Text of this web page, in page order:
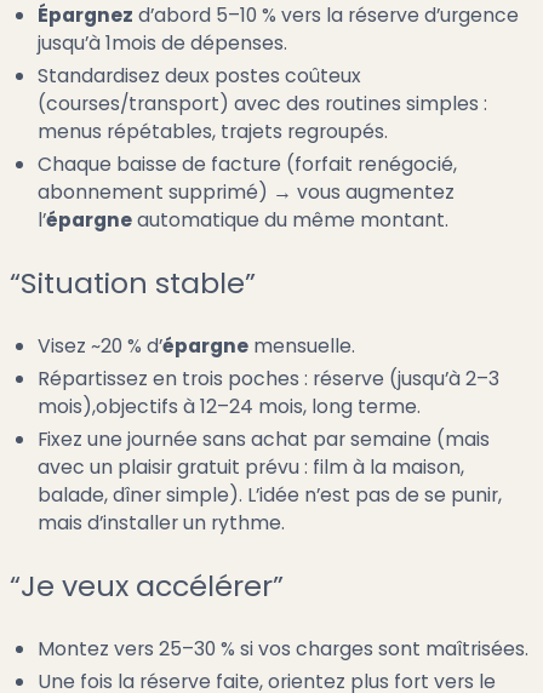
Épargnez d’abord 5–10 % vers la réserve d’urgence
jusqu’à 1mois de dépenses.
Standardisez deux postes coûteux
(courses/transport) avec des routines simples :
menus répétables, trajets regroupés.
Chaque baisse de facture (forfait renégocié,
abonnement supprimé) → vous augmentez
l’épargneautomatique du même montant.
“Situation stable”
Visez ~20 % d’épargne mensuelle.
Répartissez en trois poches : réserve (jusqu’à 2–3
mois),objectifs à 12–24 mois, long terme.
Fixez une journée sans achat par semaine (mais
avec un plaisir gratuit prévu : film à la maison,
balade, dîner simple). L’idée n’est pas de se punir,
mais d’installer un rythme.
“Je veux accélérer”
Montez vers 25–30 % si vos charges sont maîtrisées.
Une fois la réserve faite, orientez plus fort vers le